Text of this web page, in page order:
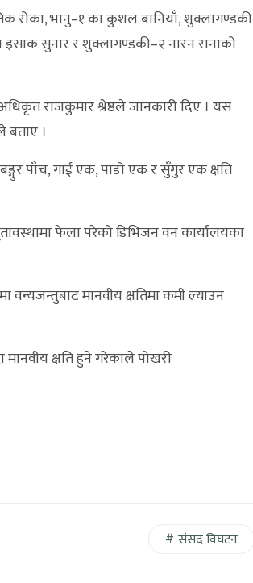
रोका, भानु–१ का कुशल बानियाँ, शुक्लागण्डकी
सुनार र शुक्लागण्डकी–२ नारन रानाको
राजकुमार श्रेष्ठले जानकारी दिए । यस
बताए ।
पाँच, गाई एक, पाडो एक र सुँगुर एक क्षति
फेला परेको डिभिजन वन कार्यालयका
वन्यजन्तुबाट मानवीय क्षतिमा कमी ल्याउन
क्षति हुने गरेकाले पोखरी
संसद विघटन